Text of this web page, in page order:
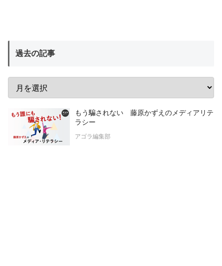
過去の記事
もう騙されない 藤原かずえのメディアリテ
ラシー
アゴラ編集部